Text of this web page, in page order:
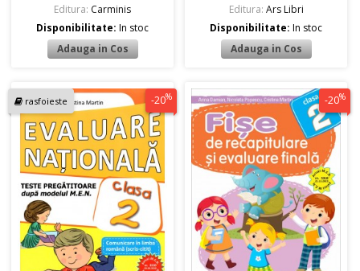
Editura: Carminis
Disponibilitate:In stoc
Editura: Ars Libri
Disponibilitate:In stoc
rasfoieste -20% -20%